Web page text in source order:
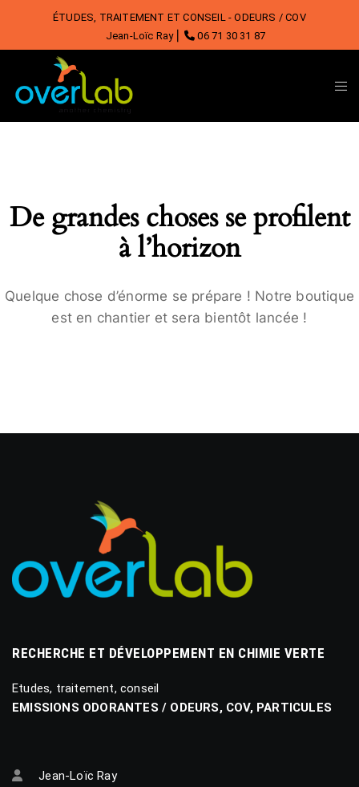
ÉTUDES, TRAITEMENT ET CONSEIL - ODEURS / COV
Jean-Loïc Ray ⎜
06 71 30 31 87
De grandes choses se profilent
à l’horizon
Quelque chose d’énorme se prépare ! Notre boutique
est en chantier et sera bientôt lancée !
RECHERCHE ET DÉVELOPPEMENT EN CHIMIE VERTE
Etudes, traitement, conseil
EMISSIONS ODORANTES / ODEURS, COV, PARTICULES
Jean-Loïc Ray